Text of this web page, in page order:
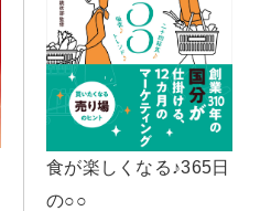
食が楽しくなる♪365日
の○○